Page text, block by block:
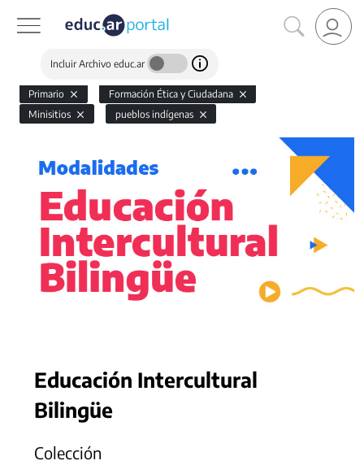
Incluir Archivo educ.ar
Primario
Formación Ética y Ciudadana
Minisitios
pueblos indígenas
Educación Intercultural
Bilingüe
Colección